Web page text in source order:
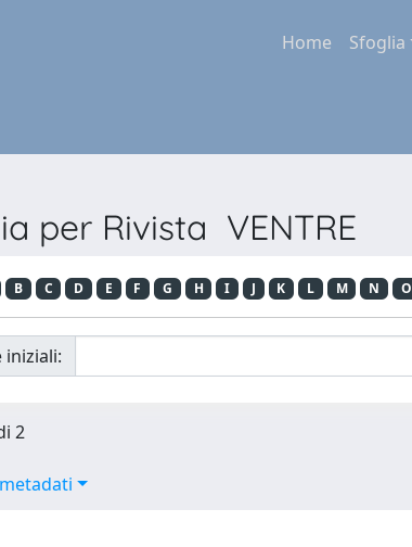
Home Sfoglia
per Rivista VENTRE
B C D E F G H I J K L M N O
iniziali:
2